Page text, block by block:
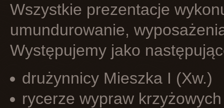
Wszystkie prezentacje
umundurowanie,
Występujemy jako
drużynnicy Mieszka I (Xw.)
rycerze wypraw